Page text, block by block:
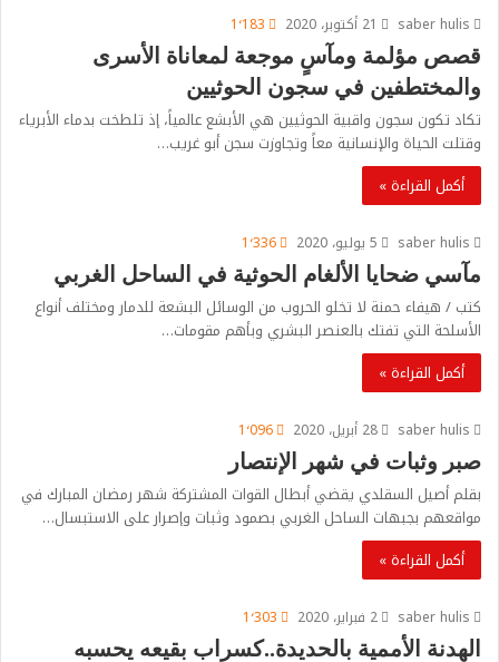
saber hulis 21 أكتوبر، 2020
1٬183
قصص مؤلمة ومآسٍ موجعة لمعاناة الأسرى
والمختطفين في سجون الحوثيين
تكاد تكون سجون واقبية الحوثيين هي الأبشع عالمياً، إذ تلطخت بدماء الأبرياء
وقتلت الحياة والإنسانية معاً وتجاوزت سجن أبو غريب…
أكمل القراءة »
saber hulis 5 يوليو، 2020
1٬336
مآسي ضحايا الألغام الحوثية في الساحل الغربي
كتب / هيفاء حمنة لا تخلو الحروب من الوسائل البشعة للدمار ومختلف أنواع
الأسلحة التي تفتك بالعنصر البشري وبأهم مقومات…
أكمل القراءة »
saber hulis 28 أبريل، 2020
1٬096
صبر وثبات في شهر الإنتصار
بقلم أصيل السقلدي يقضي أبطال القوات المشتركة شهر رمضان المبارك في
مواقعهم بجبهات الساحل الغربي بصمود وثبات وإصرار على الاستبسال…
أكمل القراءة »
saber hulis 2 فبراير، 2020
1٬303
الهدنة الأممية بالحديدة..كسراب بقيعه يحسبه